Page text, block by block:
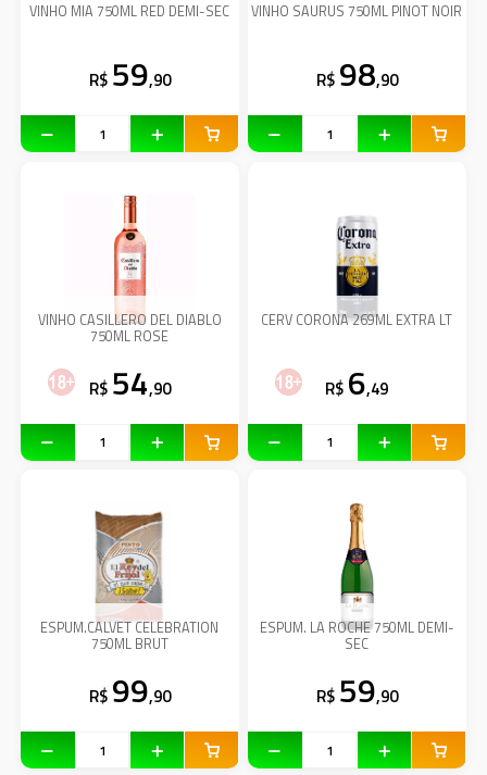
VINHO MIA 750ML RED DEMI-SEC
R$ 59,90
VINHO SAURUS 750ML PINOT NOIR
R$ 98,90
VINHO CASILLERO DEL DIABLO
750ML ROSE
R$ 54,90
CERV CORONA 269ML EXTRA LT
R$ 6,49
ESPUM.CALVET CELEBRATION
750ML BRUT
R$ 99,90
ESPUM. LA ROCHE 750ML DEMI-
SEC
R$ 59,90